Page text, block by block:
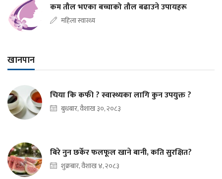
कम तौल भएका बच्चाको तौल बढाउने उपायहरू
महिला स्वास्थ्य
खानपान
चिया कि कफी ? स्वास्थ्यका लागि कुन उपयुक्त ?
बुधबार, वैशाख ३०, २०८३
बिरे नुन छर्केर फलफूल खाने बानी, कति सुरक्षित?
शुक्रबार, वैशाख ४, २०८३